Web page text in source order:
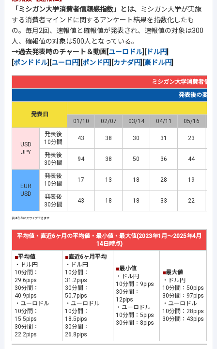
「ミシガン大学消費者信頼感指数」とは、
ミシガン大学が実施
する消費者マインドに関するアンケート結果を指数化したも
の。毎月2回、速報値と確報値が発表され、速報値の対象は300
人、確報値の対象は500人となっている。
→過去発表時のチャート＆動画[ユーロドル][ ドル円]
[ポンドドル][ユーロ円][ポンド円][カナダ円][豪ドル円]
ミシガン大学消費者信
発表後の変動
発表日
01/10
02/07 03/14 04/11 05/16
USD
JPY
発表後
10分間
43 38 30 31 23
発表後
30分間
94 38 50 36 44
EUR
USD
発表後
10分間
17 13 18 28 19
発表後
30分間
43 18 18 33 22
平均値・直近6ヶ月の平均値・最小値・最大値(2023年1月～2025年4月
14日時点)
■平均値
・ドル円
10分間：
29.6pips
30分間：
40.9pips
・ユーロドル
10分間：
15.5pips
30分間：
22.2pips
■直近6ヶ月平均
・ドル円
10分間：
31.2pips
30分間：
50.7pips
・ユーロドル
10分間：
18.5pips
30分間：
26.8pips
■最小値
・ドル円
10分間：9pips
30分間：
12pips
・ユーロドル
10分間：5pips
30分間：8pips
■最大値
・ドル円
10分間：50pips
30分間：97pips
・ユーロドル
10分間：28pips
30分間：43pips